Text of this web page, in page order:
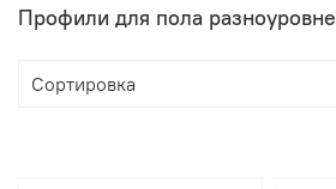
Профили для пола